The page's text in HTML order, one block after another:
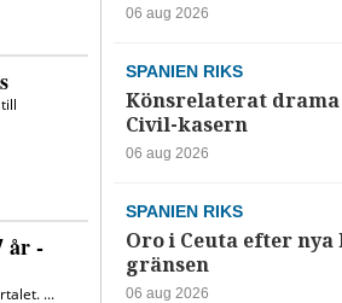
06 aug 2026
SPANIEN RIKS
Könsrelaterat
Civil-kasern
06 aug 2026
SPANIEN RIKS
Oro i Ceuta efter
gränsen
06 aug 2026